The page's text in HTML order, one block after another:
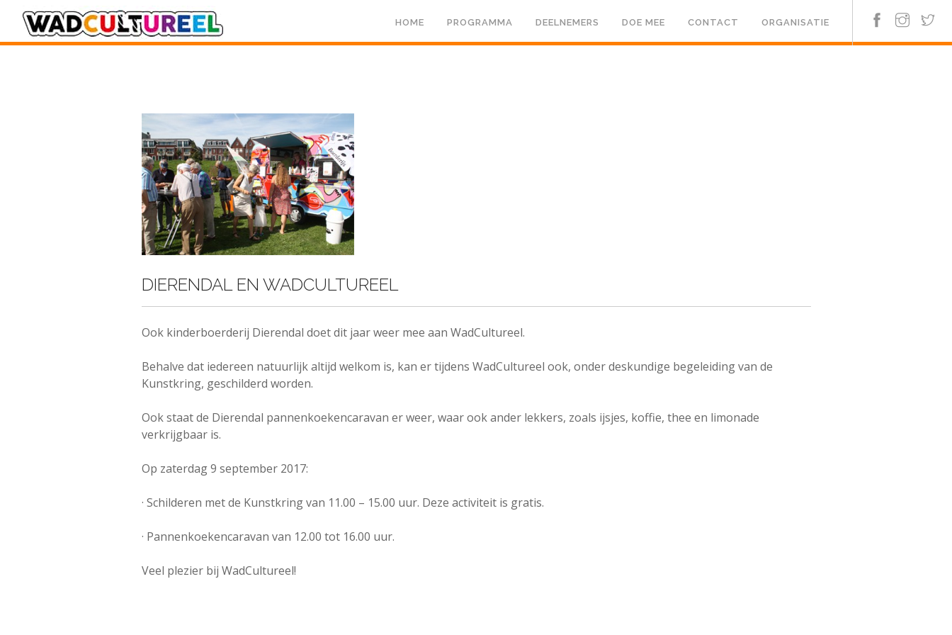
HOME PROGRAMMA DEELNEMERS DOE MEE CONTACT ORGANISATIE
DIERENDAL EN WADCULTUREEL
Ook kinderboerderij Dierendal doet dit jaar weer mee aan WadCultureel.
Behalve dat iedereen natuurlijk altijd welkom is, kan er tijdens WadCultureel ook, onder deskundige begeleiding van de
Kunstkring, geschilderd worden.
Ook staat de Dierendal pannenkoekencaravan er weer, waar ook ander lekkers, zoals ijsjes, koffie, thee en limonade
verkrijgbaar is.
Op zaterdag 9 september 2017:
· Schilderen met de Kunstkring van 11.00 – 15.00 uur. Deze activiteit is gratis.
· Pannenkoekencaravan van 12.00 tot 16.00 uur.
Veel plezier bij WadCultureel!